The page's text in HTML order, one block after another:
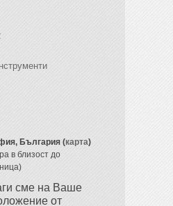
България (карта)
в близост до
сме на Ваше
от